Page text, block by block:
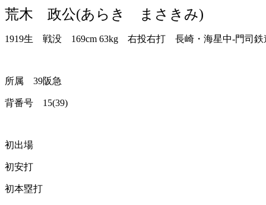
荒木 政公(あらき まさきみ)
1919生 戦没 169cm 63kg 右投右打 長崎・海星中-門司鉄
所属 39阪急
背番号 15(39)
初出場
初安打
初本塁打